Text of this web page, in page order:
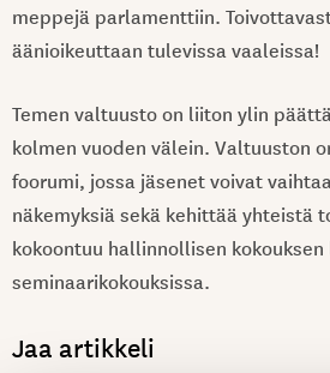
meppejä parlamenttiin.
äänioikeuttaan tulevissa vaaleissa!
Temen valtuusto on liiton ylin
kolmen vuoden välein. Valtuuston
foorumi, jossa jäsenet voivat
näkemyksiä sekä kehittää yhteistä
kokoontuu hallinnollisen
seminaarikokouksissa.
Jaa artikkeli